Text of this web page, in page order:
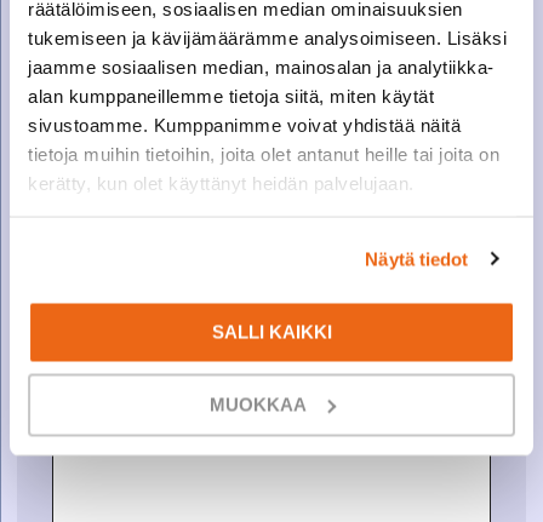
räätälöimiseen, sosiaalisen median ominaisuuksien
tukemiseen ja kävijämäärämme analysoimiseen. Lisäksi
jaamme sosiaalisen median, mainosalan ja analytiikka-
alan kumppaneillemme tietoja siitä, miten käytät
sivustoamme. Kumppanimme voivat yhdistää näitä
tietoja muihin tietoihin, joita olet antanut heille tai joita on
kerätty, kun olet käyttänyt heidän palvelujaan.
Näytä tiedot
SALLI KAIKKI
MUOKKAA
VUOKRAA
Nimi *
Viesti